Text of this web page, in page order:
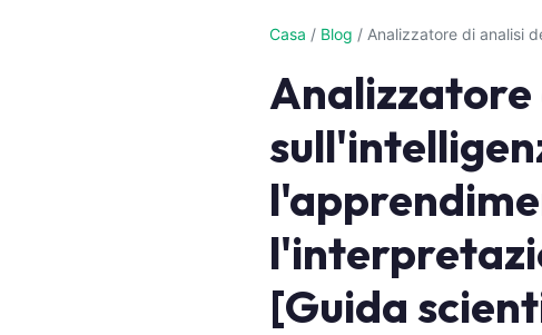
Casa / Blog / Analizzatore di analisi
Analizzatore
[Guida
Беларуская мова
Norsk bokmål